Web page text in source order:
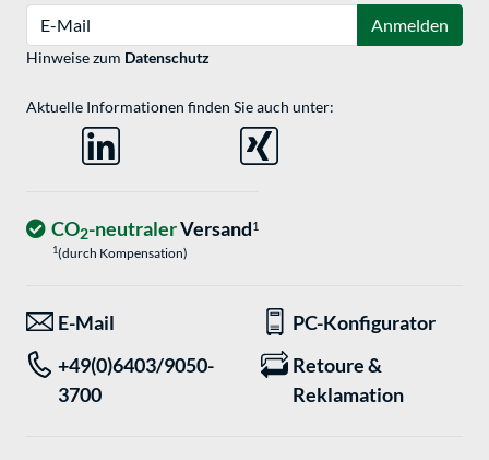
Anmelden
Hinweise zum Datenschutz
Aktuelle Informationen finden Sie auch unter:
CO2-neutralerVersand1
1(durch Kompensation)
E-Mail
PC-Konfigurator
+49(0)6403/9050-
3700
Retoure &
Reklamation